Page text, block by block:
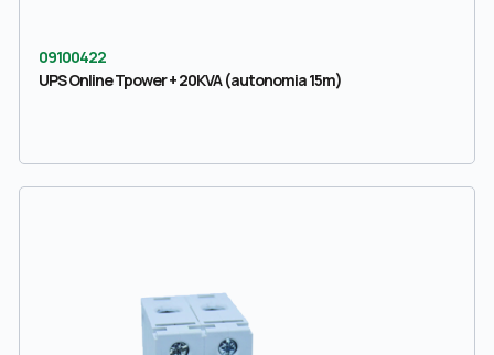
09100422
UPS Online Tpower + 20KVA (autonomia 15m)